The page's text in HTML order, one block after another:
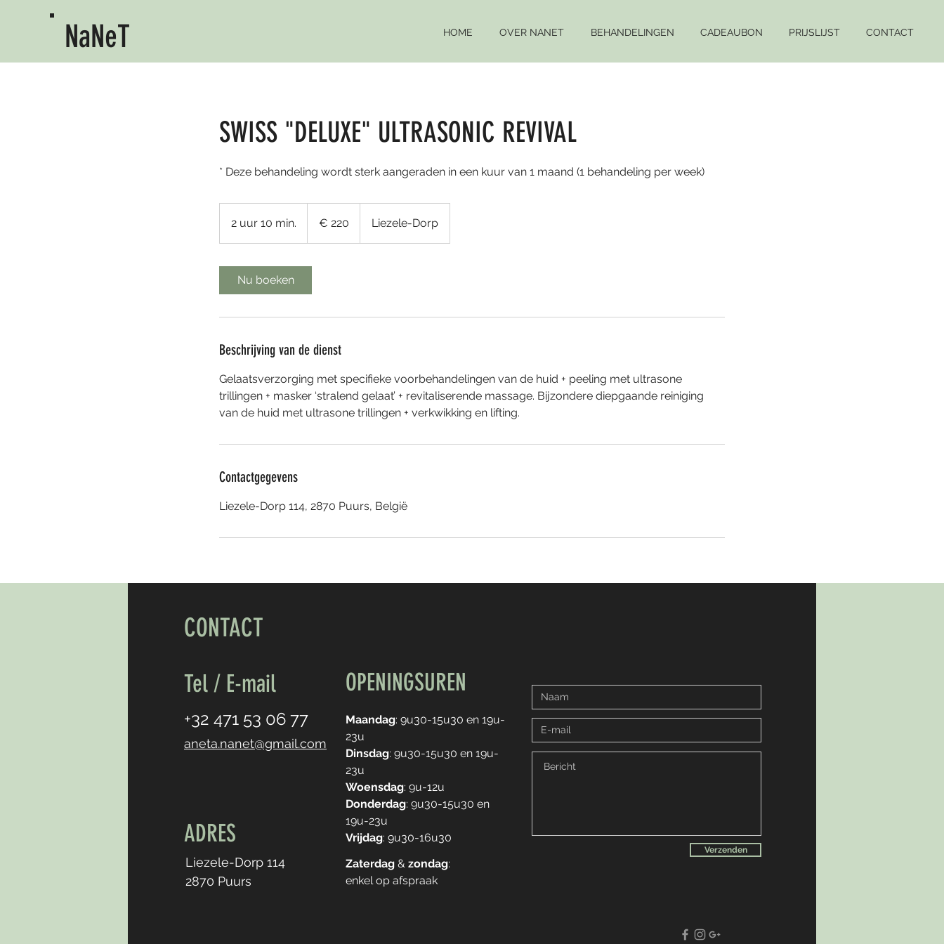
NaNeT HOME OVER NANET BEHANDELINGEN CADEAUBON PRIJSLIJST CONTACT
SWISS "DELUXE" ULTRASONIC REVIVAL
* Deze behandeling wordt sterk aangeraden in een kuur van 1 maand (1 behandeling per week)
2 uur 10 min.
u
n
.
€ 220 Liezele-Dorp
Nu boeken
Beschrijving van de dienst
Gelaatsverzorging met specifieke voorbehandelingen van de huid + peeling met ultrasone
trillingen + masker ‘stralend gelaat’ + revitaliserende massage. Bijzondere diepgaande reiniging
Contactgegevens
Liezele-Dorp 114, 2870 Puurs, België
CONTACT
Tel / E-mail
+32 471 53 06 77
aneta.nanet@gmail.com
ADRES
Liezele-Dorp 114
2870 Puurs
OPENINGSUREN
Maandag: 9u30-15u30 en 19u-
23u
Dinsdag: 9u30-15u30 en 19u-
23u
Woensdag: 9u-12u
Donderdag: 9u30-15u30 en
19u-23u
Vrijdag: 9u30-16u30
Zaterdag & zondag:
enkel op afspraak
Verzenden